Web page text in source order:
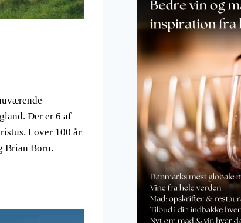
Der er 6 af
I over 100 år
Brian Boru.